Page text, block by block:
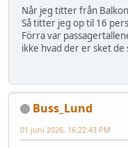
Når jeg titter från
Så titter jeg op til 16
Förra var
ikke hvad der er sket de
Buss_Lund
01 juni 2026, 16:22:43 PM